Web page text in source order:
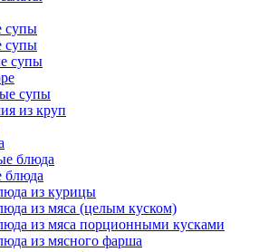
супы
супы
супы
супы
из круп
блюда
блюда
из курицы
из мяса (целым куском)
из мяса порционными кусками
из мясного фарша